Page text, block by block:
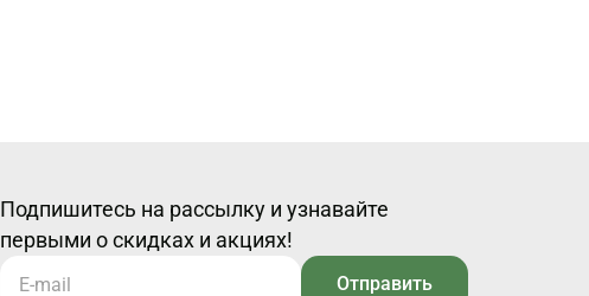
Подпишитесь на рассылку и узнавайте
первыми о скидках и акциях!
Отправить